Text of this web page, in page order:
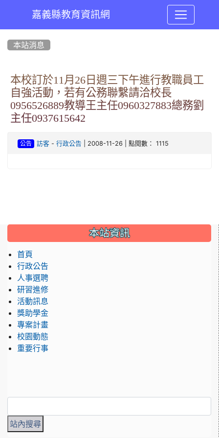
嘉義縣教育資訊網
本站消息
本校訂於11月26日週三下午進行教職員工
自強活動，若有公務聯繫請洽校長
0956526889教導王主任0960327883總務劉
主任0937615642
公告 訪客- 行政公告 | 2008-11-26 | 點閱數： 1115
::: 本站資訊
首頁
行政公告
人事選聘
研習進修
活動訊息
獎助學金
專案計畫
校園動態
重要行事